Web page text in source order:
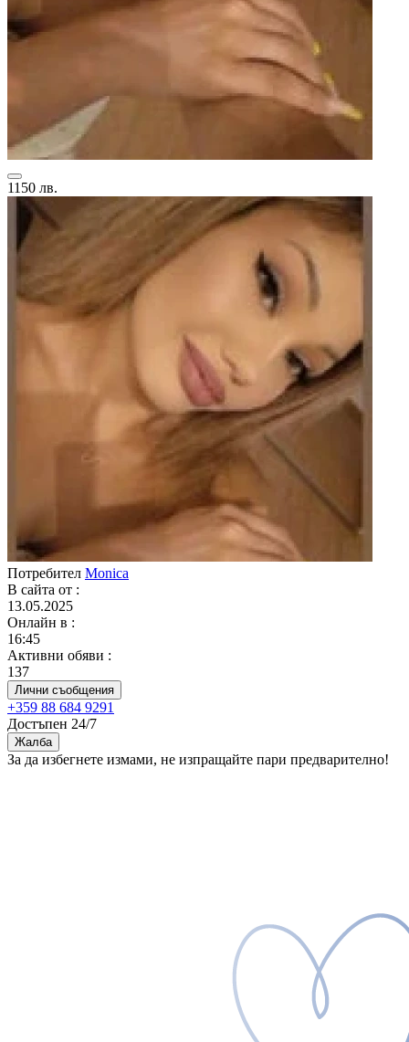
1150 лв.
Потребител Monica
В сайта от :
13.05.2025
Онлайн в :
16:45
Активни обяви :
137
Лични съобщения
+359 88 684 9291
Достъпен 24/7
Жалба
За да избегнете измами, не изпращайте пари предварително!